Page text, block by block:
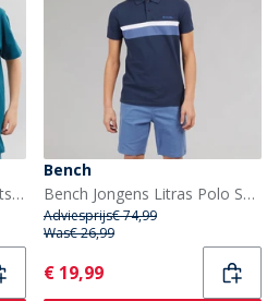
Bench Jongens Trinti T-shirts Set van 2 Teal/Zwart
Bench
Bench Jongens Litras Polo Shirt En Shorts Set Navy/Mid Blue
Adviesprijs€ 74,99
Was€ 26,99
Current
€ 19,99